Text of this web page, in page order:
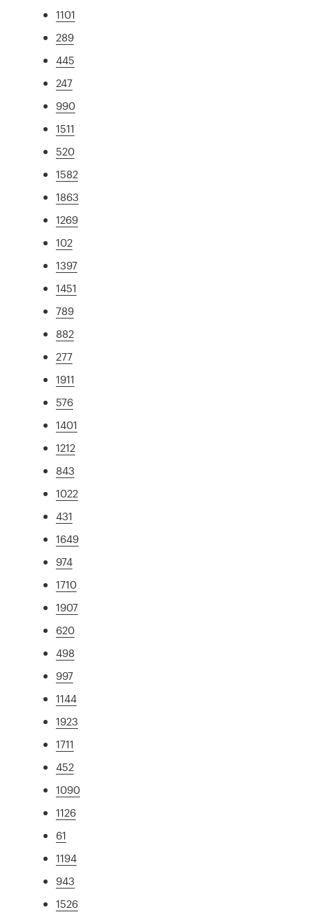
1101
289
445
247
990
1511
520
1582
1863
1269
102
1397
1451
789
882
277
1911
576
1401
1212
843
1022
431
1649
974
1710
1907
620
498
997
1144
1923
1711
452
1090
1126
61
1194
943
1526